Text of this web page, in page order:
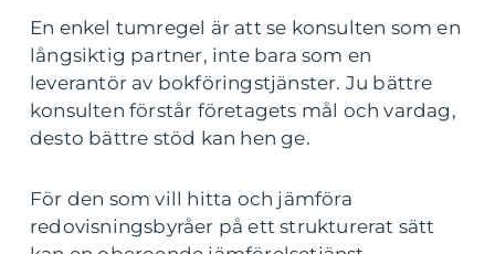
En enkel tumregel är att se konsulten som en
långsiktig partner, inte bara som en
leverantör av bokföringstjänster. Ju bättre
konsulten förstår företagets mål och vardag,
desto bättre stöd kan hen ge.
För den som vill hitta och jämföra
redovisningsbyråer på ett strukturerat sätt